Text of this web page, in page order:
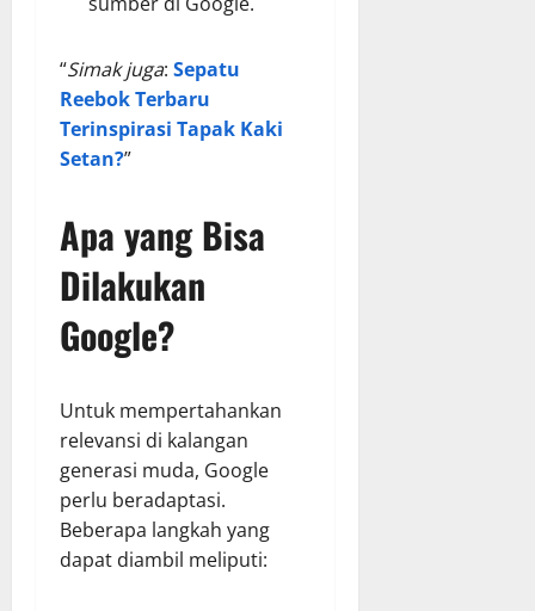
“Simak juga: Sepatu
Reebok Terbaru
Terinspirasi Tapak Kaki
Setan?”
Apa yang Bisa
Dilakukan
Google?
Untuk mempertahankan
relevansi di kalangan
generasi muda, Google
perlu beradaptasi.
Beberapa langkah yang
dapat diambil meliputi: